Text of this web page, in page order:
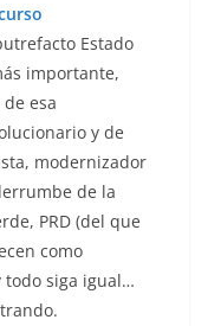
Estado
importante,
esa
y de
modernizador
de la
PRD (del que
como
todo siga igual…